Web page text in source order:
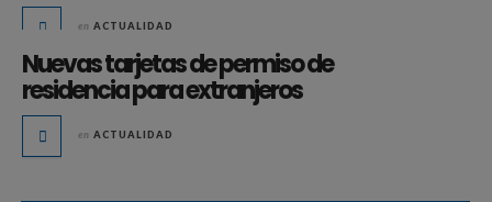
en ACTUALIDAD
Nuevas tarjetas de permiso de
residencia para extranjeros
en ACTUALIDAD